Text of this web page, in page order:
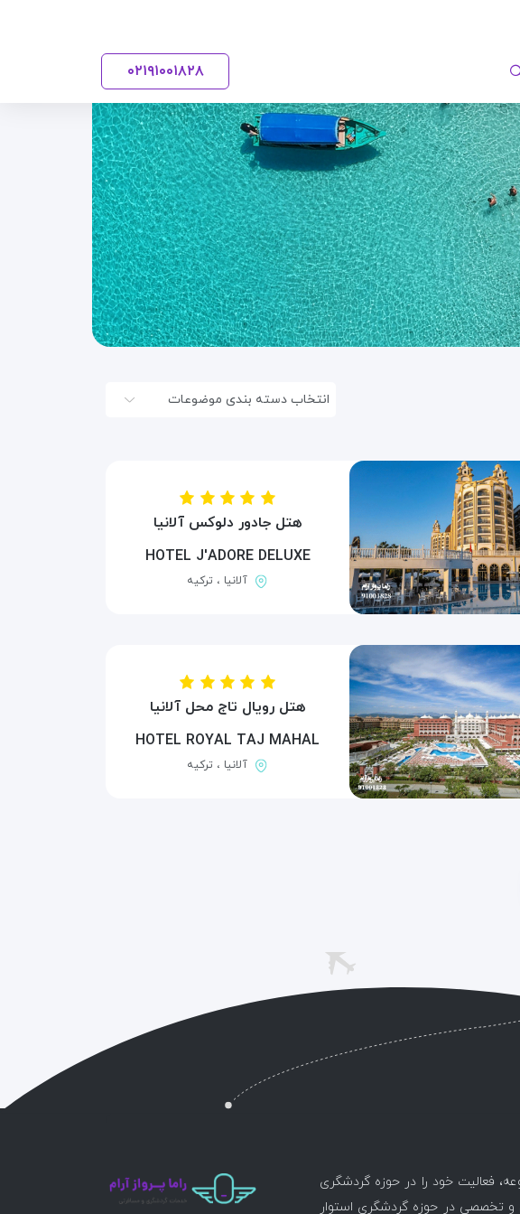
۹۱۰۰۱۸۲۸۰۲۱
انتخاب دسته بندی موضوعات
هتل جادور دلوکس آلانیا
HOTEL J'ADORE DELUXE
آلانیا ، ترکیه
هتل رویال تاج محل آلانیا
HOTEL ROYAL TAJ MAHAL
آلانیا ، ترکیه
فعالیت خود را در حوزه گردشگری
و تخصصی در حوزه گردشگری استوار